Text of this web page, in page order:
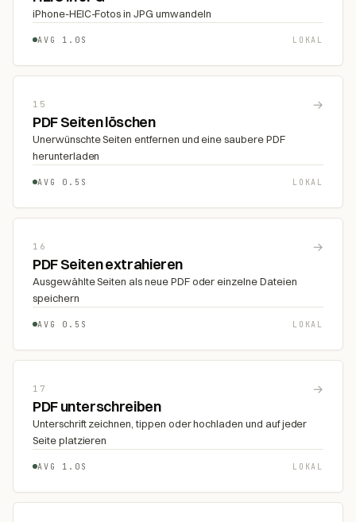
iPhone-HEIC-Fotos in JPG umwandeln
AVG 1.0S LOKAL
15 →
PDF Seiten löschen
Unerwünschte Seiten entfernen und eine saubere PDF
herunterladen
AVG 0.5S LOKAL
16 →
PDF Seiten extrahieren
Ausgewählte Seiten als neue PDF oder einzelne Dateien
speichern
AVG 0.5S LOKAL
17 →
PDF unterschreiben
Unterschrift zeichnen, tippen oder hochladen und auf jeder
Seite platzieren
AVG 1.0S LOKAL